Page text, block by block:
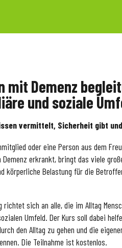
mit Demenz
und soziale
vermittelt, Sicherheit gibt
oder eine Person aus dem
Demenz erkrankt, bringt das viele
körperliche Belastung für die
richtet sich an alle, die im Alltag
Umfeld. Der Kurs soll dabei
den Alltag zu gehen und die
Die Teilnahme ist kostenlos.